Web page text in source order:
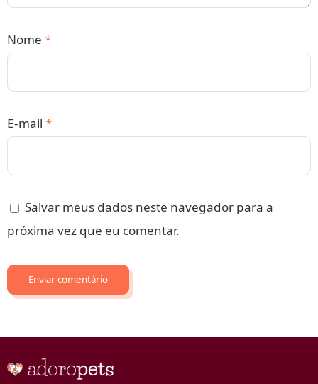
Nome *
E-mail *
Salvar meus dados neste navegador para a
próxima vez que eu comentar.